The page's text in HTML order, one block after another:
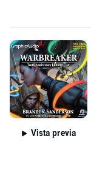
Vista previa